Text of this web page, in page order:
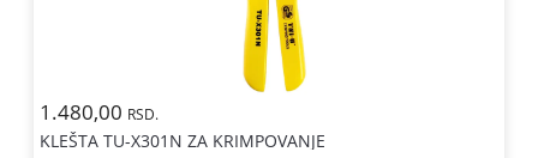
1.480,00 RSD.
KLEŠTA TU-X301N ZA KRIMPOVANJE